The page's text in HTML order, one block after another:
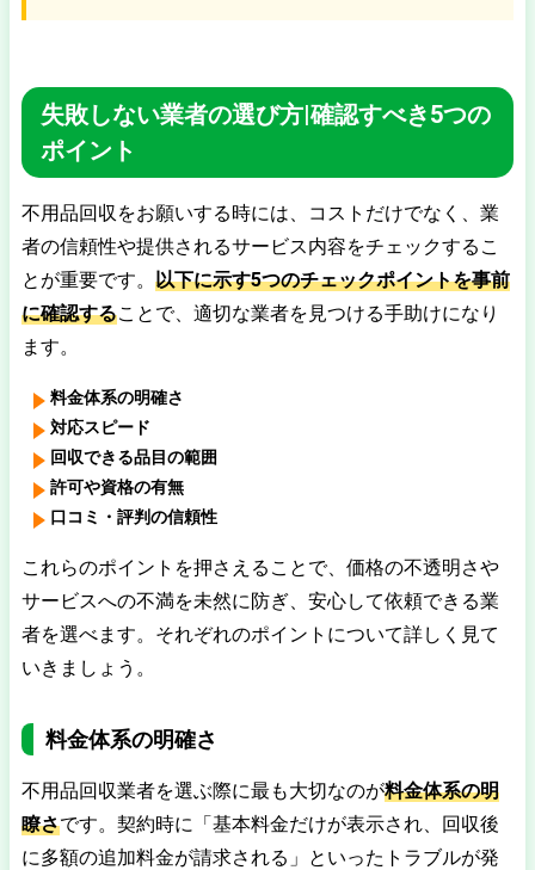
失敗しない業者の選び方|確認すべき5つの
ポイント
不用品回収をお願いする時には、コストだけでなく、業
者の信頼性や提供されるサービス内容をチェックするこ
とが重要です。 以下に示す5つのチェックポイントを事前
に確認することで、適切な業者を見つける手助けになり
ます。
料金体系の明確さ
対応スピード
回収できる品目の範囲
許可や資格の有無
口コミ・評判の信頼性
これらのポイントを押さえることで、価格の不透明さや
サービスへの不満を未然に防ぎ、安心して依頼できる業
者を選べます。それぞれのポイントについて詳しく見て
いきましょう。
料金体系の明確さ
不用品回収業者を選ぶ際に最も大切なのが料金体系の明
瞭さです。契約時に「基本料金だけが表示され、回収後
に多額の追加料金が請求される」といったトラブルが発